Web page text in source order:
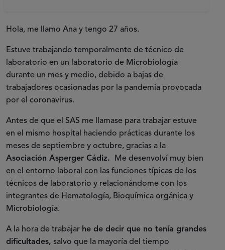
Hola, me llamo Ana y tengo 27 años.
Estuve trabajando temporalmente de técnico de
laboratorio en un laboratorio de Microbiología
durante un mes y medio, debido a bajas de
trabajadores ocasionadas por la pandemia provocada
por el coronavirus.
Antes de que el SAS me llamase para trabajar estuve
en el mismo hospital haciendo prácticas durante los
meses de septiembre y octubre, gracias a la
Asociación Asperger Cádiz.
Me desenvolví muy bien
en el entorno laboral con las funciones típicas de los
técnicos de laboratorio y relacionándome con los
integrantes de Hematología, Bioquímica orgánica y
Microbiología.
A la hora de trabajar he de decir que no tenía grandes
dificultades, salvo que la mayoría del tiempo